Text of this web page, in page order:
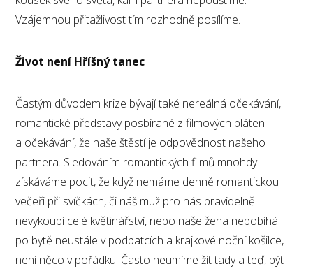
Vzájemnou přitažlivost tím rozhodně posílíme.
Život není Hříšný tanec
Častým důvodem krize bývají také nereálná očekávání,
romantické představy posbírané z filmových pláten
a očekávání, že naše štěstí je odpovědnost našeho
partnera. Sledováním romantických filmů mnohdy
získáváme pocit, že když nemáme denně romantickou
večeři při svíčkách, či náš muž pro nás pravidelně
nevykoupí celé květinářství, nebo naše žena nepobíhá
po bytě neustále v podpatcích a krajkové noční košilce,
není něco v pořádku. Často neumíme žít tady a teď, být